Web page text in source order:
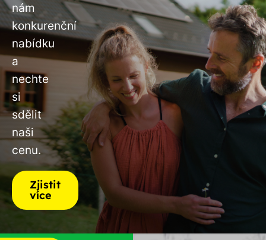
nám
konkurenční
nabídku
a
nechte
si
sdělit
naši
cenu.
Zjistit
více